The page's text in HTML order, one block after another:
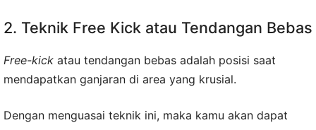
2. Teknik Free Kick atau Tendangan Bebas
Free-kick atau tendangan bebas adalah posisi saat
mendapatkan ganjaran di area yang krusial.
Dengan menguasai teknik ini, maka kamu akan dapat